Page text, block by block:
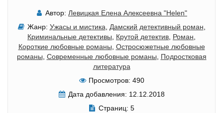
Автор: Левицкая Елена Алексеевна "Helen"
Жанр: Ужасы и мистика Дамский детективный роман
Криминальные детективы
Крутой детектив Роман
Короткие любовные романы Остросюжетные любовные
романы Современные любовные романы
Подростковая
литература
Просмотров: 490
Дата добавления: 12.12.2018
Страниц: 5